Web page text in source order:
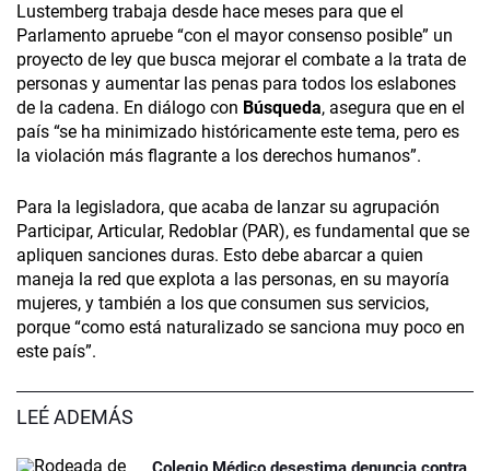
Lustemberg trabaja desde hace meses para que el
Parlamento apruebe “con el mayor consenso posible” un
proyecto de ley que busca mejorar el combate a la trata de
personas y aumentar las penas para todos los eslabones
de la cadena. En diálogo con Búsqueda, asegura que en el
país “se ha minimizado históricamente este tema, pero es
la violación más flagrante a los derechos humanos”.
Para la legisladora, que acaba de lanzar su agrupación
Participar, Articular, Redoblar (PAR), es fundamental que se
apliquen sanciones duras. Esto debe abarcar a quien
maneja la red que explota a las personas, en su mayoría
mujeres, y también a los que consumen sus servicios,
porque “como está naturalizado se sanciona muy poco en
este país”.
LEÉ ADEMÁS